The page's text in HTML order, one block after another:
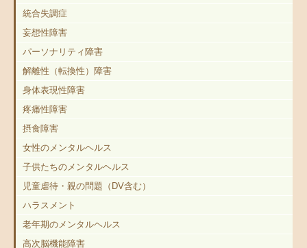
統合失調症
妄想性障害
パーソナリティ障害
解離性（転換性）障害
身体表現性障害
疼痛性障害
摂食障害
女性のメンタルヘルス
子供たちのメンタルヘルス
児童虐待・親の問題（DV含む）
ハラスメント
老年期のメンタルヘルス
高次脳機能障害